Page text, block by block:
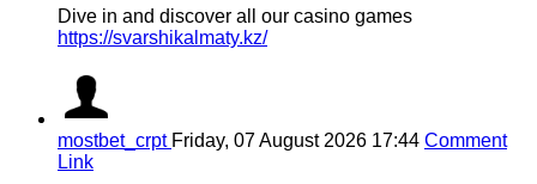
Dive in and discover all our casino games
https://svarshikalmaty.kz/
mostbet_crpt Friday, 07 August 2026 17:44 Comment
Link